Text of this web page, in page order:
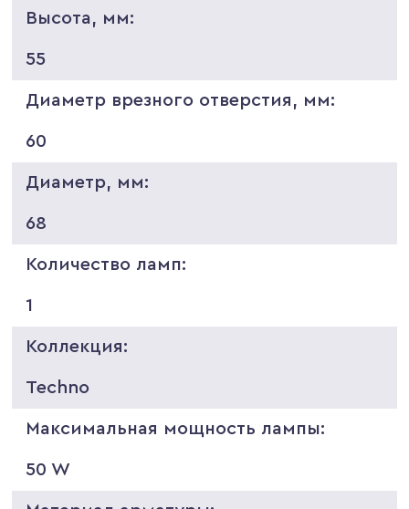
Высота, мм:
55
Диаметр врезного отверстия, мм:
60
Диаметр, мм:
68
Количество ламп:
1
Коллекция:
Techno
Максимальная мощность лампы:
50 W